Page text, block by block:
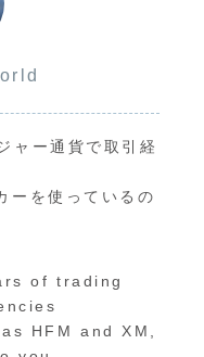
ャー通貨で取引経
ーを使っているの
of trading
HFM and XM,